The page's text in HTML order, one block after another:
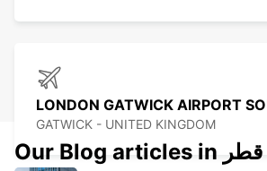
LONDON GATWICK AIRPORT
GATWICK - UNITED KINGDOM
Our Blog articles in قطر